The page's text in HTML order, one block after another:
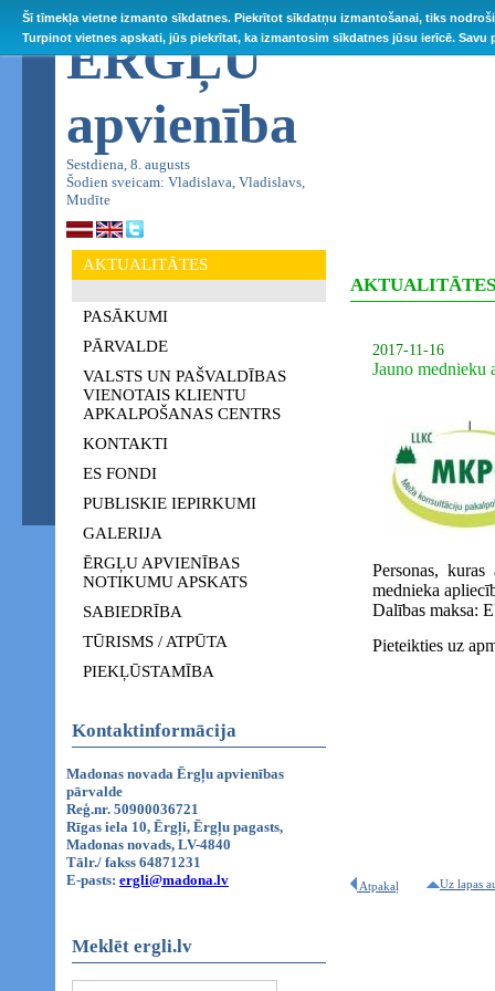
Šī tīmekļa vietne izmanto sīkdatnes. Piekrītot sīkdatņu izmantošanai, tiks
Turpinot vietnes apskati, jūs piekrītat, ka izmantosim sīkdatnes jūsu ierīcē.
ĒRGĻU
apvienība
Sestdiena, 8. augusts
Šodien sveicam: Vladislava, Vladislavs,
Mudīte
AKTUALITĀTES
PASĀKUMI
PĀRVALDE
VALSTS UN PAŠVALDĪBAS
VIENOTAIS KLIENTU
APKALPOŠANAS CENTRS
KONTAKTI
ES FONDI
PUBLISKIE IEPIRKUMI
GALERIJA
ĒRGĻU APVIENĪBAS
NOTIKUMU APSKATS
SABIEDRĪBA
TŪRISMS / ATPŪTA
PIEKĻŪSTAMĪBA
Kontaktinformācija
Madonas novada Ērgļu apvienības
pārvalde
Reģ.nr. 50900036721
Rīgas iela 10, Ērgļi, Ērgļu pagasts,
Madonas novads, LV-4840
Tālr./ fakss 64871231
E-pasts: ergli@madona.lv
Meklēt ergli.lv
AKTUALITĀTES
2017-11-16
Jauno mednieku
Personas,
mednieka
Dalības maksa:
Pieteikties uz
Atpakaļ Uz lapas